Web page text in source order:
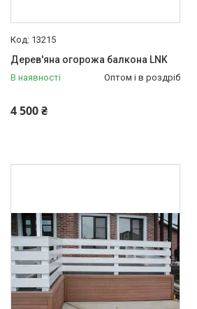
13215
Дерев'яна огорожа балкона LNK
В наявності Оптом і в роздріб
4 500 ₴